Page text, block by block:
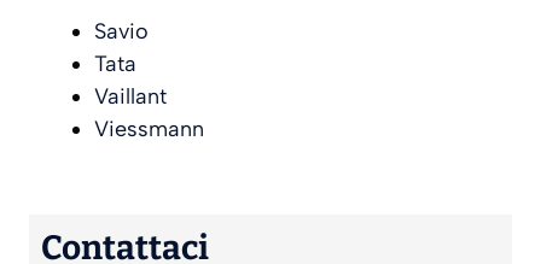
Savio
Tata
Vaillant
Viessmann
Contattaci